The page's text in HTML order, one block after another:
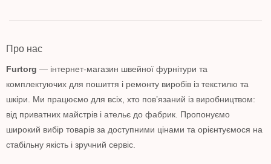
Про нас
Furtorg — інтернет-магазин швейної фурнітури та
комплектуючих для пошиття і ремонту виробів із текстилю та
шкіри. Ми працюємо для всіх, хто пов’язаний із виробництвом:
від приватних майстрів і ательє до фабрик. Пропонуємо
широкий вибір товарів за доступними цінами та орієнтуємося на
стабільну якість і зручний сервіс.